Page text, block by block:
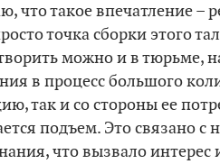
что такое впечатление –
точка сборки этого
можно и в тюрьме,
в процесс большого
так и со стороны ее
подъем. Это связано
что вызвало интерес